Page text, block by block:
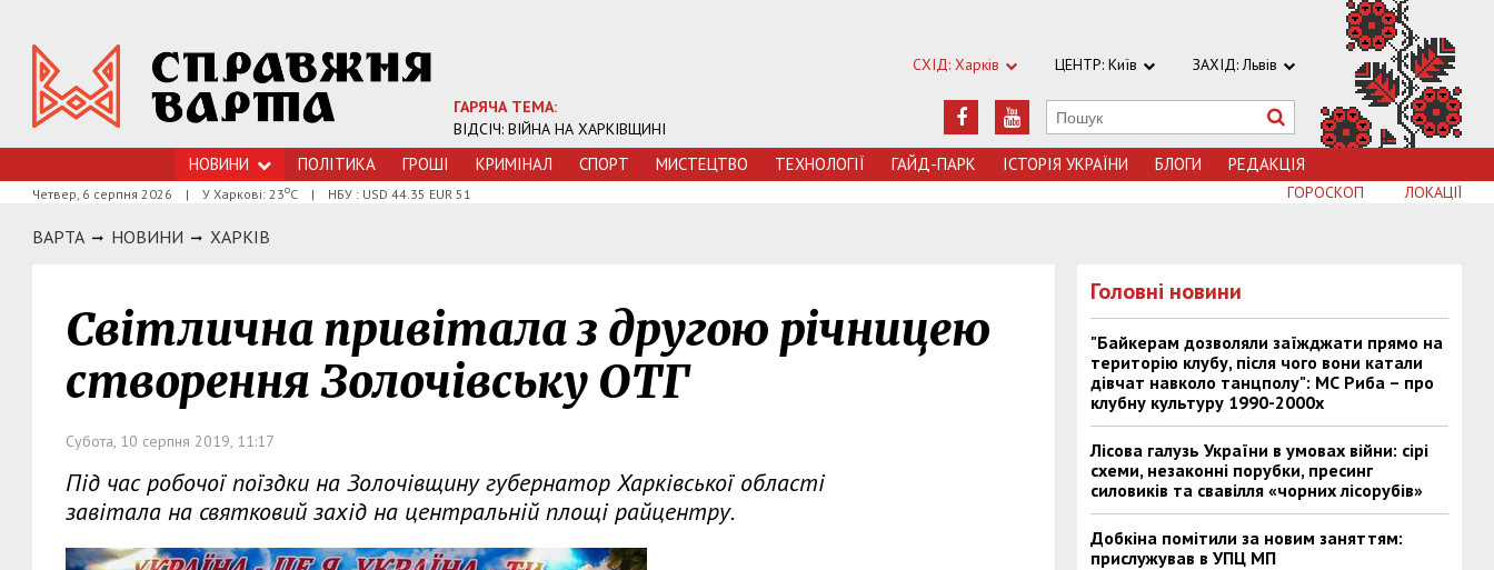
ГАРЯЧА ТЕМА:
ВІДСІЧ: ВІЙНА НА ХАРКІВЩИНІ
СХІД: Харків ЦЕНТР: Київ ЗАХІД: Львів
НОВИНИ ПОЛІТИКА ГРОШI КРИМIНАЛ СПОРТ МИСТЕЦТВО ТЕХНОЛОГIЇ ГАЙД-ПАРК ІСТОРІЯ УКРАЇНИ БЛОГИ РЕДАКЦІЯ
Четвер, 6 серпня 2026 | У Харкові: 23оС | НБУ : USD 44.35 EUR 51 ЛОКАЦІЇ
ГОРОСКОП
ВАРТА НОВИНИ ХАРКIВ
Світлична привітала з другою річницею
створення Золочівську ОТГ
Субота, 10 серпня 2019, 11:17
Під час робочої поїздки на Золочівщину губернатор Харківської області
завітала на святковий захід на центральній площі райцентру.
Головні новини
"Байкерам дозволяли заїжджати прямо на
територію клубу, після чого вони катали
дівчат навколо танцполу": МС Риба – про
клубну культуру 1990-2000х
Лісова галузь України в умовах війни: сірі
схеми, незаконні порубки, пресинг
силовиків та свавілля «чорних лісорубів»
Добкіна помітили за новим заняттям:
прислужував в УПЦ МП